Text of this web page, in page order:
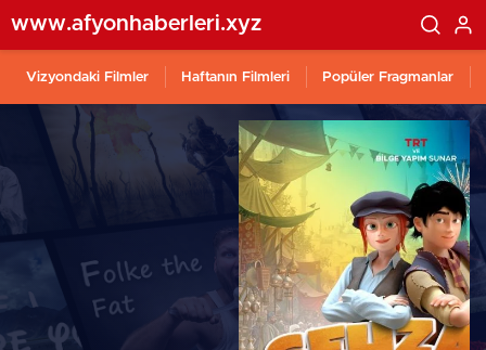
www.afyonhaberleri.xyz
Vizyondaki Filmler Haftanın Filmleri Popüler Fragmanlar